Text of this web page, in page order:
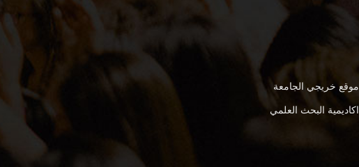
موقع خريجي الجامعة
اكاديمية البحث العلمي